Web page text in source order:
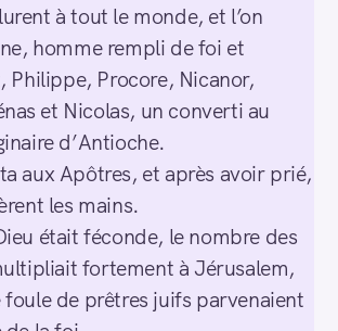
à tout le monde, et l’on
homme rempli de foi et
Philippe, Procore, Nicanor,
et Nicolas, un converti au
d’Antioche.
aux Apôtres, et après avoir prié,
les mains.
était féconde, le nombre des
fortement à Jérusalem,
foule de prêtres juifs parvenaient